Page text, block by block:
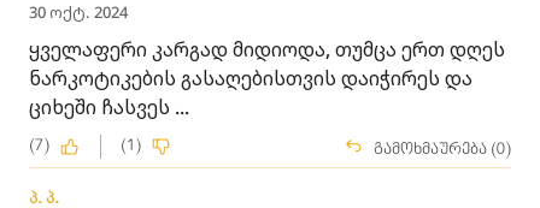
30 ოქტ. 2024
ყველაფერი კარგად მიდიოდა, თუმცა ერთ დღეს
ნარკოტიკების გასაღებისთვის დაიჭირეს და
ციხეში ჩასვეს ...
(7) (1) გამოხმაურება (0)
პ. პ.